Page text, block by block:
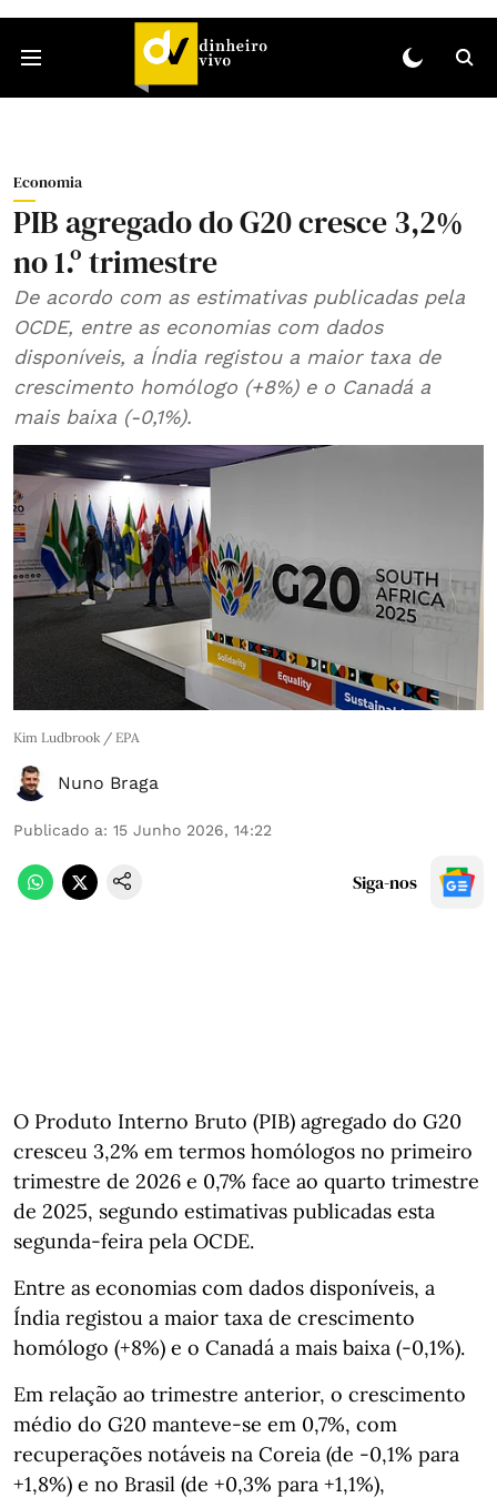
Economia
PIB agregado do G20 cresce 3,2%
no 1.º trimestre
De acordo com as estimativas publicadas pela
OCDE, entre as economias com dados
disponíveis, a Índia registou a maior taxa de
crescimento homólogo (+8%) e o Canadá a
mais baixa (‑0,1%).
Kim Ludbrook / EPA
Nuno Braga
Publicado a: 15 Junho 2026, 14:22
Siga-nos
O Produto Interno Bruto (PIB) agregado do G20
cresceu 3,2% em termos homólogos no primeiro
trimestre de 2026 e 0,7% face ao quarto trimestre
de 2025, segundo estimativas publicadas esta
segunda-feira pela OCDE.
Entre as economias com dados disponíveis, a
Índia registou a maior taxa de crescimento
homólogo (+8%) e o Canadá a mais baixa (‑0,1%).
Em relação ao trimestre anterior, o crescimento
médio do G20 manteve‑se em 0,7%, com
recuperações notáveis na Coreia (de ‑0,1% para
+1,8%) e no Brasil (de +0,3% para +1,1%),